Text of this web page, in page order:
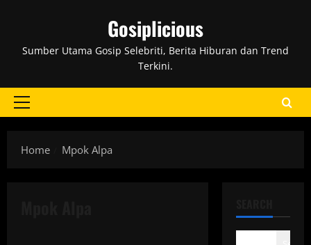
Gosiplicious
Sumber Utama Gosip Selebriti, Berita Hiburan dan Trend
Terkini.
Primary
Home
Mpok Alpa